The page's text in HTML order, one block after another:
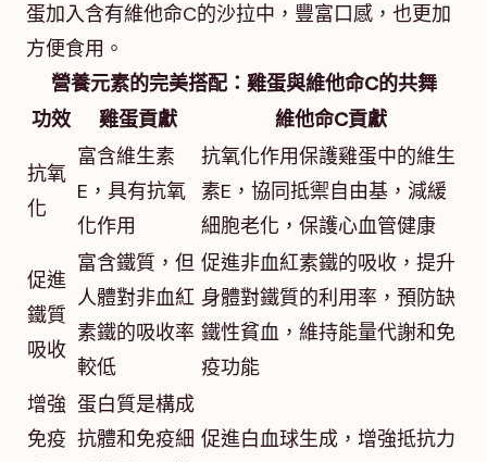
蛋加入含有維他命C的沙拉中，豐富口感，也更加
方便食用。
營養元素的完美搭配：雞蛋與維他命C的共舞
功效
雞蛋貢獻 維他命C貢獻
抗氧
化
富含維生素
E，具有抗氧
化作用
抗氧化作用保護雞蛋中的維生
素E，協同抵禦自由基，減緩
細胞老化，保護心血管健康
促進
鐵質
吸收
富含鐵質，但
人體對非血紅
素鐵的吸收率
較低
促進非血紅素鐵的吸收，提升
身體對鐵質的利用率，預防缺
鐵性貧血，維持能量代謝和免
疫功能
增強
免疫
蛋白質是構成
抗體和免疫細 促進白血球生成，增強抵抗力